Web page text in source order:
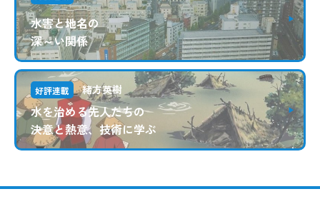
水害と地名の
深～い関係
好評連載 緒方英樹
水を治める先人たちの
決意と熱意、技術に学ぶ